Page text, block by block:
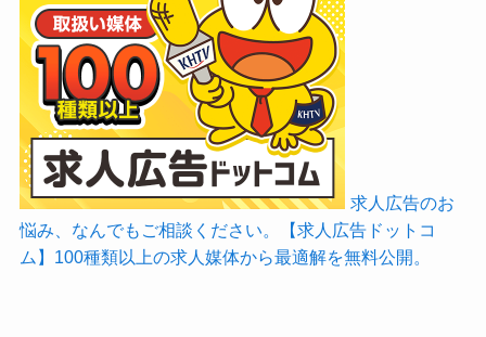
求人広告のお
悩み、なんでもご相談ください。【求人広告ドットコ
ム】100種類以上の求人媒体から最適解を無料公開。